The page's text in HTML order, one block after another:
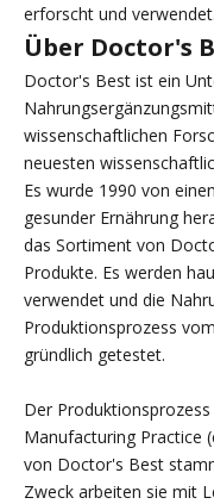
erforscht und verwendet.
Über Doctor's
Doctor's Best ist ein
wissenschaftlichen
neuesten
Es wurde 1990 von
gesunder Ernährung
das Sortiment von
Produkte. Es werden
verwendet und die
Produktionsprozess
gründlich getestet.
Der
Manufacturing Practice
von Doctor's Best
Zweck arbeiten sie mit